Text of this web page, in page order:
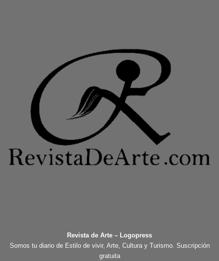
Revista de Arte – Logopress
Somos tu diario de Estilo de vivir, Arte, Cultura y Turismo. Suscripción
gratuita